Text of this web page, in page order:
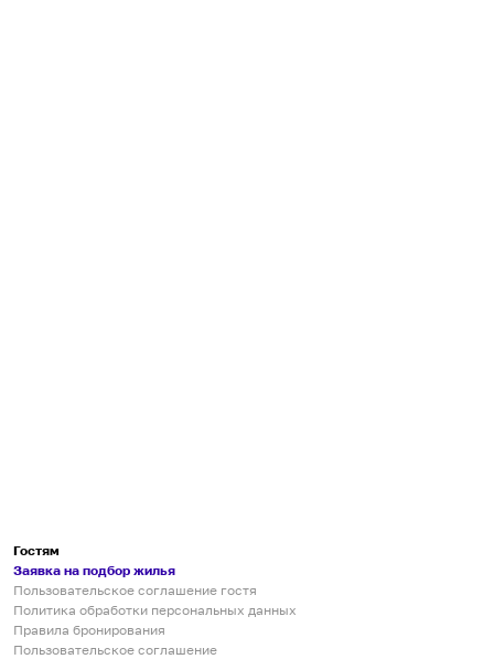
Гостям
Заявка на подбор жилья
Пользовательское соглашение гостя
Политика обработки персональных данных
Правила бронирования
Пользовательское соглашение